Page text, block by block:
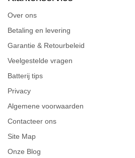
Over ons
Betaling en levering
Garantie & Retourbeleid
Veelgestelde vragen
Batterij tips
Privacy
Algemene voorwaarden
Contacteer ons
Site Map
Onze Blog